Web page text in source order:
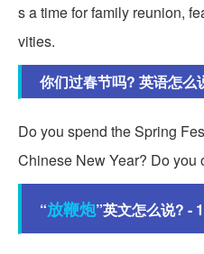
s a time for family reunion,
vities.
你们过春节吗? 英语怎么
Do you spend the Spring
Chinese New Year? Do you
“放鞭炮”英文怎么说? -